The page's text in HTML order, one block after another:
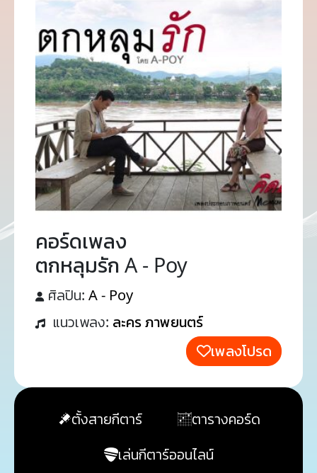
คอร์ดเพลง
ตกหลุมรัก A - Poy
ศิลปิน: A - Poy
แนวเพลง: ละคร ภาพยนตร์
เพลงโปรด
ตั้งสายกีตาร์
ตารางคอร์ด
เล่นกีตาร์ออนไลน์